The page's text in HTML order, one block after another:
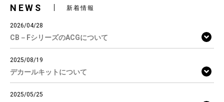
NEWS 新着情報
2026/04/28
CB－FシリーズのACGについて
2025/08/19
デカールキットについて
2025/05/25